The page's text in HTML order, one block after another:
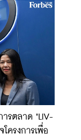
รตลาด "LIV-
ครงการเพื่อ